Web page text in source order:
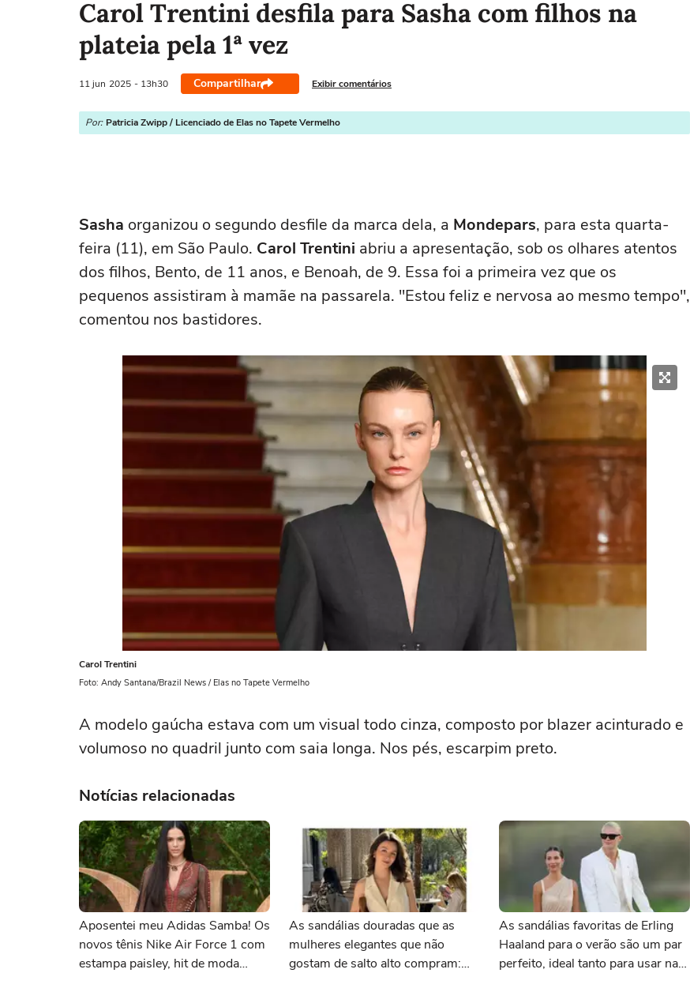
Carol Trentini desfila para Sasha com filhos na
plateia pela 1ª vez
11 jun 2025 - 13h30 Compartilhar Exibir comentários
Por: Patricia Zwipp / Licenciado de Elas no Tapete Vermelho
Sasha organizou o segundo desfile da marca dela, a Mondepars, para esta quarta-
feira (11), em São Paulo. Carol Trentini abriu a apresentação, sob os olhares atentos
dos filhos, Bento, de 11 anos, e Benoah, de 9. Essa foi a primeira vez que os
pequenos assistiram à mamãe na passarela. "Estou feliz e nervosa ao mesmo tempo",
comentou nos bastidores.
Carol Trentini
Foto: Andy Santana/Brazil News / Elas no Tapete Vermelho
A modelo gaúcha estava com um visual todo cinza, composto por blazer acinturado e
volumoso no quadril junto com saia longa. Nos pés, escarpim preto.
Notícias relacionadas
Aposentei meu Adidas Samba! Os
novos tênis Nike Air Force 1 com
estampa paisley, hit de moda
As sandálias douradas que as
mulheres elegantes que não
gostam de salto alto compram:
As sandálias favoritas de Erling
Haaland para o verão são um par
perfeito, ideal tanto para usar na